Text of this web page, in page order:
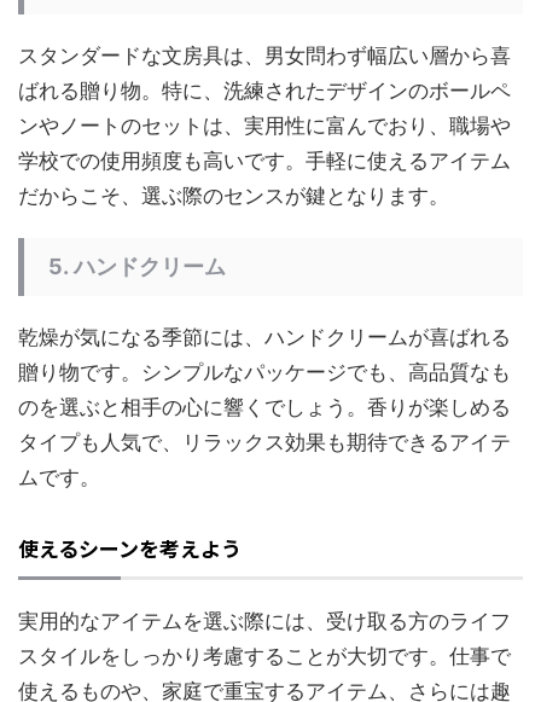
スタンダードな文房具は、男女問わず幅広い層から喜
ばれる贈り物。特に、洗練されたデザインのボールペ
ンやノートのセットは、実用性に富んでおり、職場や
学校での使用頻度も高いです。手軽に使えるアイテム
だからこそ、選ぶ際のセンスが鍵となります。
5.ハンドクリーム
乾燥が気になる季節には、ハンドクリームが喜ばれる
贈り物です。シンプルなパッケージでも、高品質なも
のを選ぶと相手の心に響くでしょう。香りが楽しめる
タイプも人気で、リラックス効果も期待できるアイテ
ムです。
使えるシーンを考えよう
実用的なアイテムを選ぶ際には、受け取る方のライフ
スタイルをしっかり考慮することが大切です。仕事で
使えるものや、家庭で重宝するアイテム、さらには趣